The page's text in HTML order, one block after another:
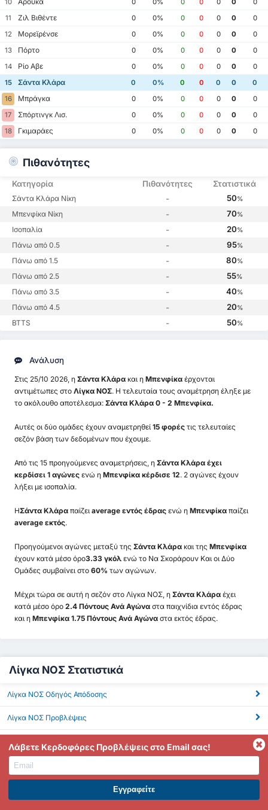
10
0 0% 0 0 0 0
0
11
Ζιλ Βιθέντε 0 0% 0 0 0 0
0
12
Μορεϊρένσε 0 0% 0 0 0 0
0
13
Πόρτο 0 0% 0 0 0 0
0
14
Ρίο Αβε 0 0% 0 0 0 0
0
15
Σάντα Κλάρα 0 0% 0 0 0 0
0
16
Μπράγκα 0 0% 0 0 0 0
0
17
Σπόρτινγκ Λισ. 0 0% 0 0 0 0
0
18
Γκιμαράες 0 0% 0 0 0 0 0
Πιθανότητες
Κατηγορία Πιθανότητες Στατιστικά
Σάντα Κλάρα Νίκη - 50%
Μπενφίκα Νίκη - 70%
Ισοπαλία - 20%
Πάνω από 0.5 - 95%
Πάνω από 1.5 - 80%
Πάνω από 2.5 - 55%
Πάνω από 3.5 - 40%
Πάνω από 4.5 - 20%
BTTS - 50%
Ανάλυση
Στις 25/10 2026, η Σάντα Κλάρα και η Μπενφίκα έρχονται
αντιμέτωπες στο Λίγκα ΝΟΣ. Η τελευταία τους αναμέτρηση έληξε με
το ακόλουθο αποτέλεσμα: Σάντα Κλάρα 0 - 2 Μπενφίκα.
Αυτές οι δύο ομάδες έχουν αναμετρηθεί 15 φορές τις τελευταίες
σεζόν βάση των δεδομένων που έχουμε.
Από τις 15 προηγούμενες αναμετρήσεις, η Σάντα Κλάρα έχει
κερδίσει 1 αγώνες ενώ η Μπενφίκα κέρδισε 12. 2 αγώνες έχουν
λήξει με ισοπαλία.
ΗΣάντα Κλάρα παίζει average εντός έδρας ενώ η Μπενφίκα παίζει
average εκτός.
Προηγούμενοι αγώνες μεταξύ της Σάντα Κλάρα και της Μπενφίκα
έχουν κατά μέσο όρο3.33 γκόλ ενώ το Να Σκοράρουν Και οι Δύο
Ομάδες συμβαίνει στο 60% των αγώνων.
Μέχρι τώρα σε αυτή η σεζόν στο Λίγκα ΝΟΣ, η Σάντα Κλάρα έχει
κατά μέσο όρο 2.4 Πόντους Ανά Αγώνα στα παιχνίδια εντός έδρας
και η Μπενφίκα 1.75 Πόντους Ανά Αγώνα στα εκτός έδρας.
Λίγκα ΝΟΣ Στατιστικά
Λίγκα ΝΟΣ Οδηγός Απόδοσης
Λίγκα ΝΟΣ Προβλέψεις
Λίγκα ΝΟΣ BTTS
ΕΓΓΡΑΦΕΙΤΕ ΣΤΟ PREMIUM. ΕΠΩΦΕΛΗΘΕΙΤΕ ΤΩΡΑ.
Λάβετε Κερδοφόρες Προβλέψεις στο Email σας!